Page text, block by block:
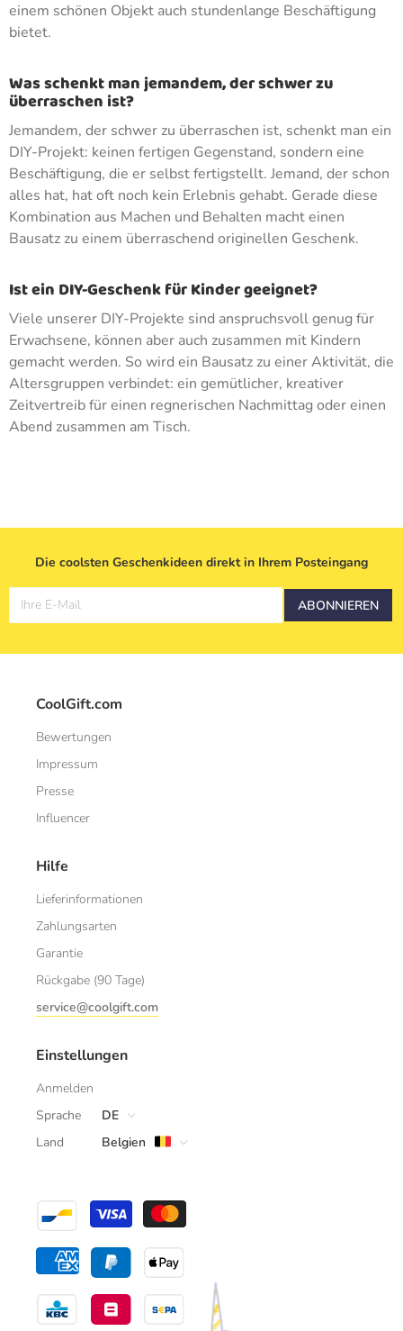
einem schönen Objekt auch stundenlange Beschäftigung
bietet.
Was schenkt man jemandem, der schwer zu
überraschen ist?
Jemandem, der schwer zu überraschen ist, schenkt man ein
DIY-Projekt: keinen fertigen Gegenstand, sondern eine
Beschäftigung, die er selbst fertigstellt. Jemand, der schon
alles hat, hat oft noch kein Erlebnis gehabt. Gerade diese
Kombination aus Machen und Behalten macht einen
Bausatz zu einem überraschend originellen Geschenk.
Ist ein DIY-Geschenk für Kinder geeignet?
Viele unserer DIY-Projekte sind anspruchsvoll genug für
Erwachsene, können aber auch zusammen mit Kindern
gemacht werden. So wird ein Bausatz zu einer Aktivität, die
Altersgruppen verbindet: ein gemütlicher, kreativer
Zeitvertreib für einen regnerischen Nachmittag oder einen
Abend zusammen am Tisch.
Die coolsten Geschenkideen direkt in Ihrem Posteingang
Ihre E-Mail ABONNIEREN
CoolGift.com
Bewertungen
Impressum
Presse
Influencer
Hilfe
Lieferinformationen
Zahlungsarten
Garantie
Rückgabe (90 Tage)
service@coolgift.com
Einstellungen
Anmelden
Sprache
DE
Land
Belgien